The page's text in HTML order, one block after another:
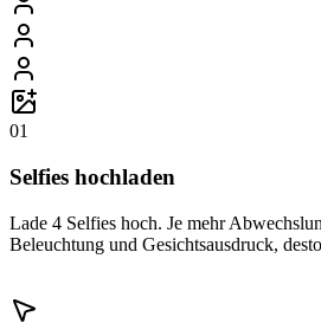
01
Selfies hochladen
Lade 4 Selfies hoch. Je mehr
Beleuchtung und Gesichtsausdruck,